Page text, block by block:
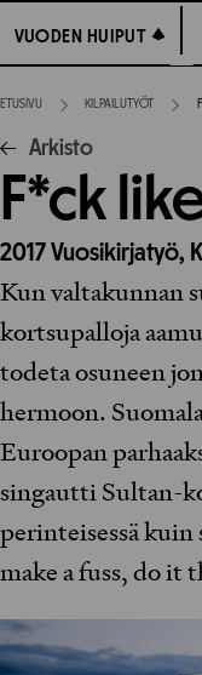
suoraan
sisältöön
VUODEN HUIPUT
VUODEN HUIPUT
ETUSIVU KILPAILUTYÖT
Arkisto
F*ck
2017Vuosikirjatyö,
Kun valtakunnan
kortsupalloja
todeta osuneen
hermoon.
Euroopan
singautti Sultan-
perinteisessä kuin
make a fuss, do it